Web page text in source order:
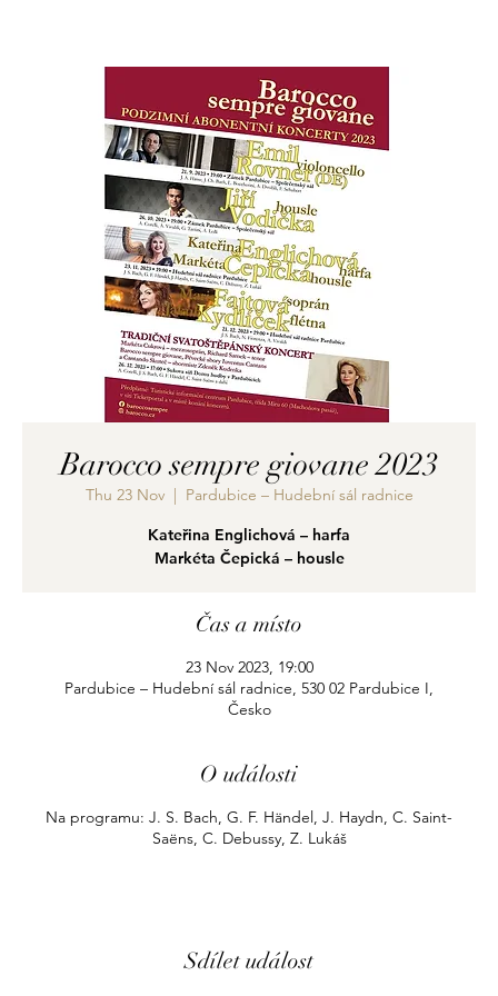
Barocco sempre giovane 2023
Thu 23 Nov
  |
Pardubice – Hudební sál radnice
Kateřina Englichová – harfa
Markéta Čepická – housle
Čas a místo
23 Nov 2023, 19:00
Pardubice – Hudební sál radnice, 530 02 Pardubice I,
Česko
O události
Na programu: J. S. Bach, G. F. Händel, J. Haydn, C. Saint-
Saëns, C. Debussy, Z. Lukáš
Sdílet událost